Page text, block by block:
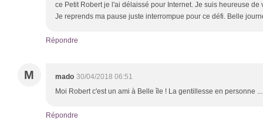
ce Petit Robert je l'ai délaissé pour Internet. Je suis heureuse
Je reprends ma pause juste interrompue pour ce défi. Belle
Répondre
M mado 30/04/2018 06:51
Moi Robert c'est un ami à Belle île ! La gentillesse en personne
Répondre